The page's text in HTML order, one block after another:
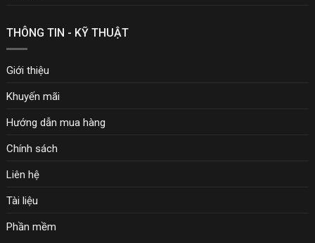
THÔNG TIN - KỸ THUẬT
Giới thiệu
Khuyến mãi
Hướng dẫn mua hàng
Chính sách
Liên hệ
Tài liệu
Phần mềm